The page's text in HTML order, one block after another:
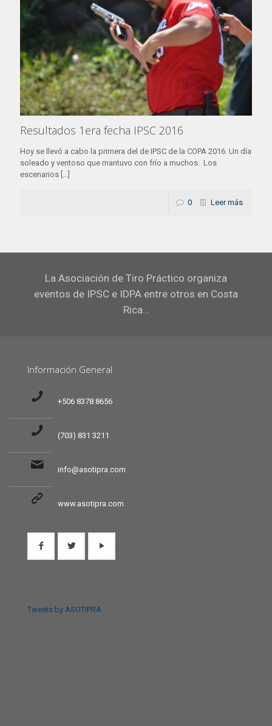
Resultados 1era fecha IPSC 2016
Hoy se llevó a cabo la primera del de IPSC de la COPA 2016. Un día
soleado y ventoso que mantuvo con frío a muchos. Los
escenarios
0 Leer más
La Asociación de Tiro Práctico organiza
eventos de IPSC e IDPA entre otros en Costa
Rica…
Información General
+506 8378 8656
(703) 831 3211
info@asotipra.com
www.asotipra.com
Tweets by ASOTIPRA